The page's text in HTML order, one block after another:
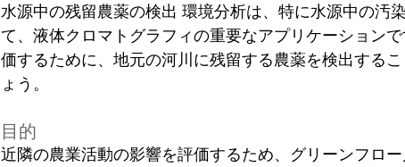
水源中の残留農薬の検出 環境分析は、特に水源中の汚
て、液体クロマトグラフィの重要なアプリケーション
価するために、地元の河川に残留する農薬を検出する
ょう。
目的
近隣の農業活動の影響を評価するため、グリーンフロ